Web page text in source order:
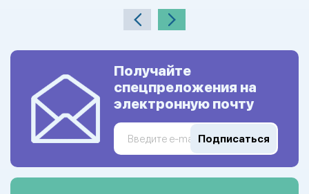
Получайте
спецпреложения на
электронную почту
Подписаться